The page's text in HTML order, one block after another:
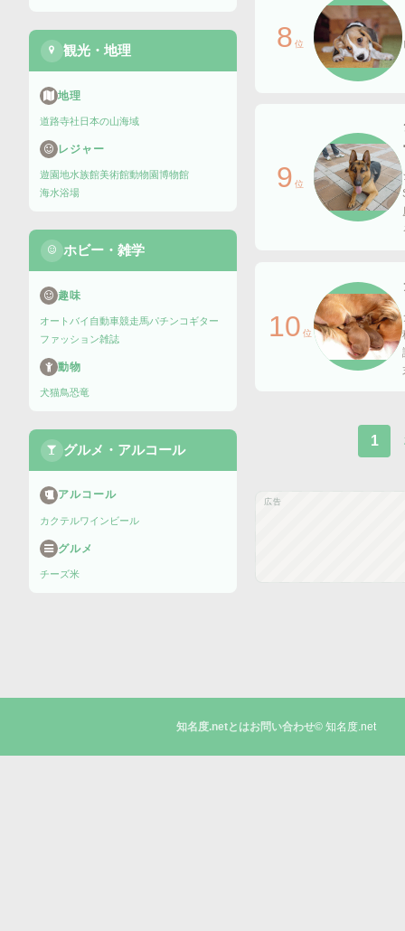
観光・地理
地理
道路寺社 日本の山海域
レジャー
遊園地水族館美術館動物園博物館
海水浴場
ホビー・雑学
趣味
オートバイ 自動車競走馬パチンコ ギター
ファッション雑誌
動物
犬猫鳥恐竜
グルメ・アルコール
アルコール
カクテルワイン ビール
グルメ
チーズ米
8 位
9 位
10 位
1
広告
知名度.netとはお問い合わせ© 知名度.net